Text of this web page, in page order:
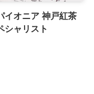
イオニア 神戸紅茶
シャリスト